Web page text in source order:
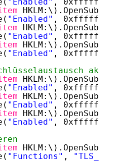
"Enabled" ,
"Enabled" ,
"Enabled" ,
"Enabled" ,
"Enabled" ,
"Enabled" ,
"Enabled" ,
"Functions" ,